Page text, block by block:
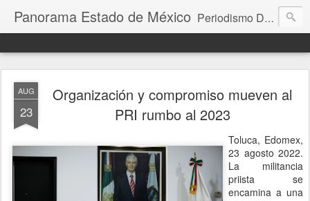
Panorama Estado de México Periodismo Digital
AUG
23
Organización y compromiso mueven al
PRI rumbo al 2023
Toluca, Edomex,
23 agosto 2022.
La militancia
priista se
encamina a una